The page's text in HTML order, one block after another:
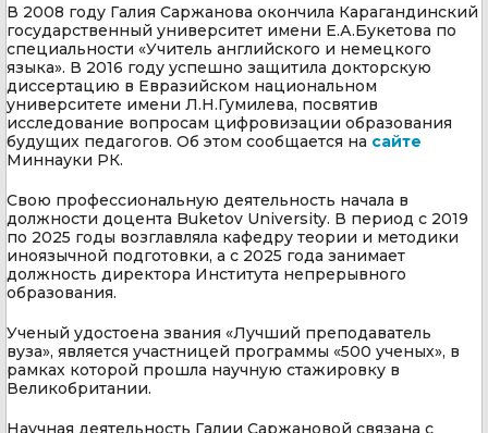
В 2008 году Галия Саржанова окончила Карагандинский
государственный университет имени Е.А.Букетова по
специальности «Учитель английского и немецкого
языка». В 2016 году успешно защитила докторскую
диссертацию в Евразийском национальном
университете имени Л.Н.Гумилева, посвятив
исследование вопросам цифровизации образования
будущих педагогов. Об этом сообщается на сайте
Миннауки РК.
Свою профессиональную деятельность начала в
должности доцента Buketov University. В период с 2019
по 2025 годы возглавляла кафедру теории и методики
иноязычной подготовки, а с 2025 года занимает
должность директора Института непрерывного
образования.
Ученый удостоена звания «Лучший преподаватель
вуза», является участницей программы «500 ученых», в
рамках которой прошла научную стажировку в
Великобритании.
Научная деятельность Галии Саржановой связана с